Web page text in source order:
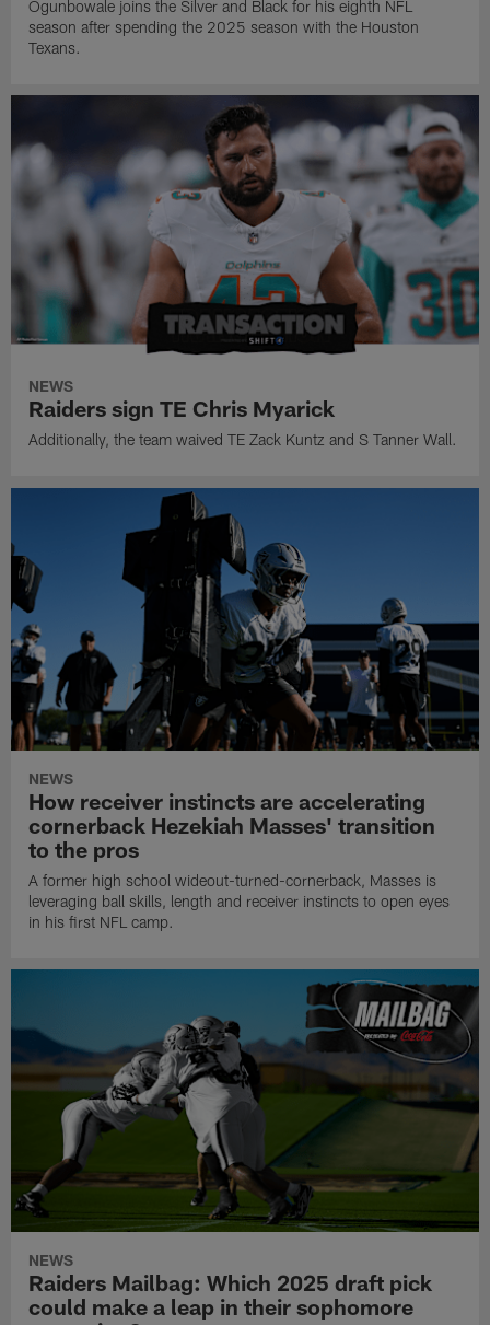
Ogunbowale joins the Silver and Black for his eighth NFL
season after spending the 2025 season with the Houston
Texans.
NEWS
Raiders sign TE Chris Myarick
Additionally, the team waived TE Zack Kuntz and S Tanner Wall.
NEWS
How receiver instincts are accelerating
cornerback Hezekiah Masses' transition
to the pros
A former high school wideout-turned-cornerback, Masses is
leveraging ball skills, length and receiver instincts to open eyes
in his first NFL camp.
NEWS
Raiders Mailbag: Which 2025 draft pick
could make a leap in their sophomore